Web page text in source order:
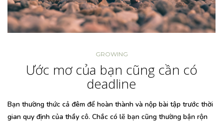
GROWING
Ước mơ của bạn cũng cần có
deadline
Bạn thường thức cả đêm để hoàn thành và nộp bài tập trước thời
gian quy định của thầy cô. Chắc có lẽ bạn cũng thường bận rộn